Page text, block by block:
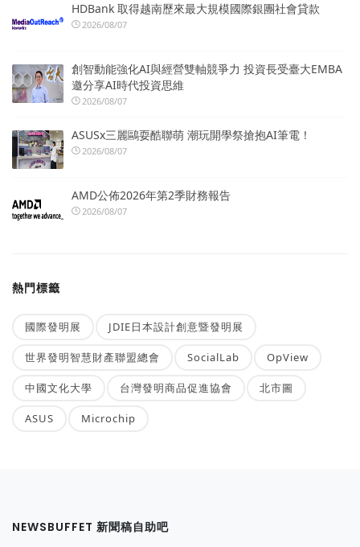
HDBank 取得越南歷來最大規模國際銀團社會貸款
2026/08/07
創智動能強化AI與經營雙軸競爭力 投資長受臺大EMBA
邀分享AI時代投資思維
2026/08/07
ASUSx三麗鷗耍酷聯萌 潮玩開學祭搶抱AI筆電！
2026/08/07
AMD公佈2026年第2季財務報告
2026/08/07
熱門標籤
國際發明展 JDIE日本設計創意暨發明展
世界發明智慧財產聯盟總會 SocialLab OpView
中國文化大學 台灣發明商品促進協會 北市圖
ASUS Microchip
NEWSBUFFET 新聞稿自助吧